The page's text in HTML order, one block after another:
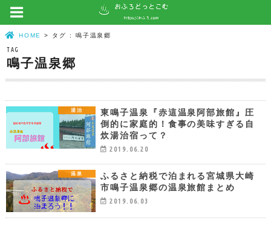
HOME タグ : 鳴子温泉郷
TAG
鳴子温泉郷
湯治
東鳴子温泉『赤這温泉阿部旅館』圧
倒的に家庭的！食事の美味すぎる自
炊湯治宿って？
2019.06.20
温泉
ふるさと納税で泊まれる宮城県大崎
市鳴子温泉郷の温泉旅館まとめ
2019.06.03